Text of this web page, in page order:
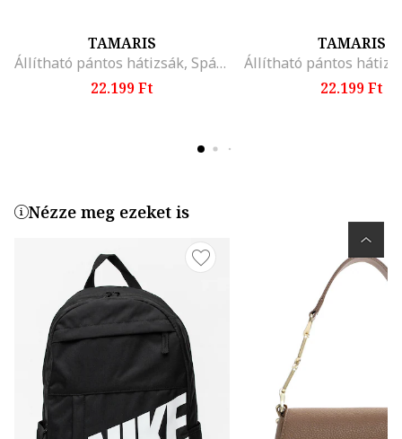
TAMARIS
Állítható pántos hátizsák, Spárgazöld
22.199 Ft
TAMARIS
Állítható pántos
22.199 Ft
Nézze meg ezeket is